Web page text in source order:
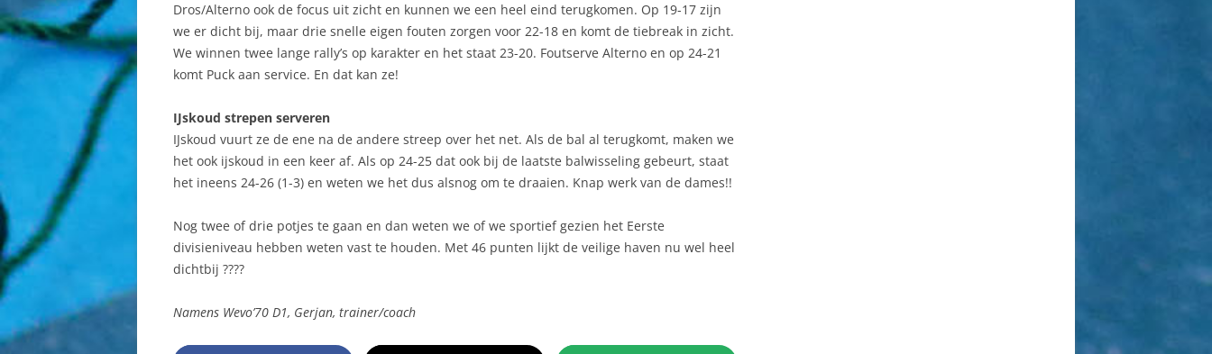
Dros/Alterno ook de focus uit zicht en kunnen we een heel eind terugkomen. Op 19-17 zijn
we er dicht bij, maar drie snelle eigen fouten zorgen voor 22-18 en komt de tiebreak in zicht.
We winnen twee lange rally’s op karakter en het staat 23-20. Foutserve Alterno en op 24-21
komt Puck aan service. En dat kan ze!
IJskoud strepen serveren
IJskoud vuurt ze de ene na de andere streep over het net. Als de bal al terugkomt, maken we
het ook ijskoud in een keer af. Als op 24-25 dat ook bij de laatste balwisseling gebeurt, staat
het ineens 24-26 (1-3) en weten we het dus alsnog om te draaien. Knap werk van de dames!!
Nog twee of drie potjes te gaan en dan weten we of we sportief gezien het Eerste
divisieniveau hebben weten vast te houden. Met 46 punten lijkt de veilige haven nu wel heel
dichtbij ????
Namens Wevo’70 D1, Gerjan, trainer/coach